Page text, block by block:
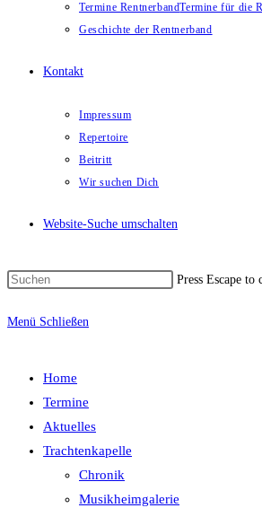
Termine RentnerbandTermine für die
Geschichte der Rentnerband
Kontakt
Impressum
Repertoire
Beitritt
Wir suchen Dich
Website-Suche umschalten
Press Escape to
Menü Schließen
Home
Termine
Aktuelles
Trachtenkapelle
Chronik
Musikheimgalerie